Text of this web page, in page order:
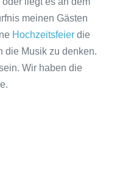
meinen Gästen
Hochzeitsfeier die
die Musik zu denken.
Wir haben die